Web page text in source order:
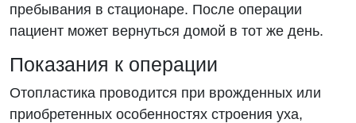
пребывания в стационаре. После операции
пациент может вернуться домой в тот же день.
Показания к операции
Отопластика проводится при врожденных или
приобретенных особенностях строения уха,